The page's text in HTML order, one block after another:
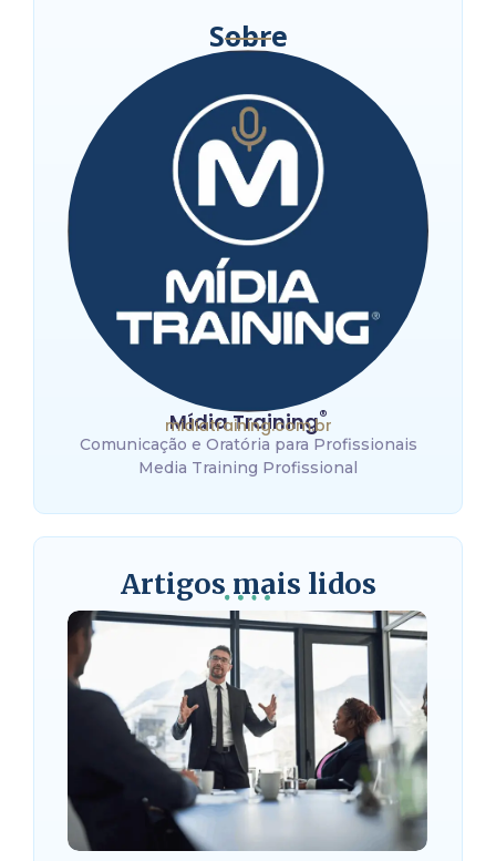
Sobre
Mídia Training®
midiatraining.com.br
Comunicação e Oratória para Profissionais
Media Training Profissional
Artigos mais lidos